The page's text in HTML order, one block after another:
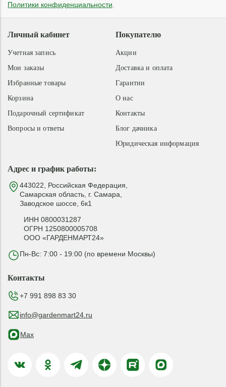
Политики конфиденциальности
Адрес и график работы:
443022, Российская Федерация,
Самарская область, г. Самара,
Заводское шоссе, 6к1
ИНН 0800031287
ОГРН 1250800005708
ООО «ГАРДЕНМАРТ24»
Пн-Вс: 7:00 - 19:00 (по времени Москвы)
Покупателю
Акции
Доставка и оплата
Гарантии
О нас
Контакты
Блог дачника
Юридическая информация
Личный кабинет
Учетная запись
Мои заказы
Избранные товары
Корзина
Подарочный сертификат
Вопросы и ответы
Контакты
+7 991 898 83 30
info@gardenmart24.ru
Max